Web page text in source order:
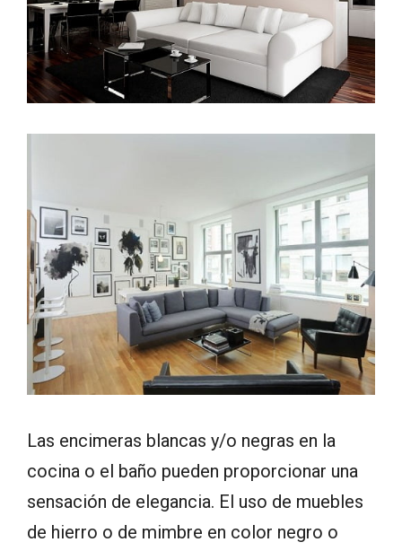
Las encimeras blancas y/o negras en la
cocina o el baño pueden proporcionar una
sensación de elegancia. El uso de muebles
de hierro o de mimbre en color negro o